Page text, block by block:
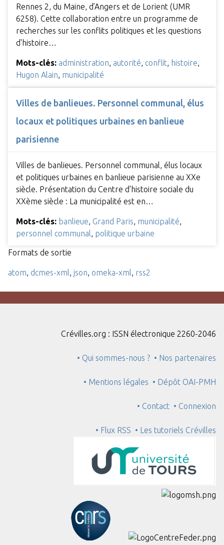
Rennes 2, du Maine, d’Angers et de Lorient (UMR
6258). Cette collaboration entre un programme de
recherches sur les conflits politiques et les questions
d'histoire…
Mots-clés: administration, autorité, conflit, histoire,
Hugon Alain, municipalité
Villes de banlieues. Personnel communal, élus
locaux et politiques urbaines en banlieue
parisienne
Villes de banlieues. Personnel communal, élus locaux
et politiques urbaines en banlieue parisienne au XXe
siècle. Présentation du Centre d'histoire sociale du
XXème siècle : La municipalité est en…
Mots-clés: banlieue Grand Paris municipalité
personnel communal
politique urbaine
Formats de sortie
atom dcmes-xml json omeka-xml rss2
Crévilles.org : ISSN électronique 2260-2046
• Qui sommes-nous ? • Nos partenaires
• Mentions légales • Dépôt OAI-PMH
• Contact • Connexion
• Flux RSS • Les tutoriels Crévilles